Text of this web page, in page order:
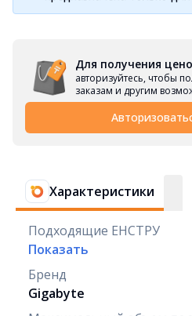
Для получения
авторизуйтесь, чтобы
заказам и другим
Характеристики
Подходящие ЕНСТРУ
Показать
Бренд
Gigabyte